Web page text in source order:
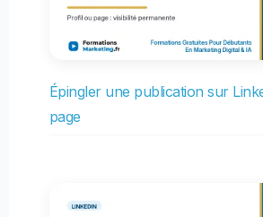
Épingler une publication sur
page